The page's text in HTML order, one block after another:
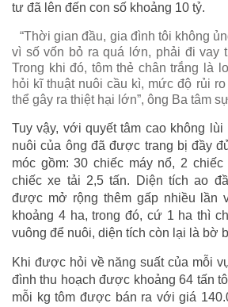
tư đã lên đến con số khoảng 10 tỷ.
“Thời gian đầu, gia đình tôi không
vì số vốn bỏ ra quá lớn, phải đi vay
Trong khi đó, tôm thẻ chân trắng là
hỏi kĩ thuật nuôi cầu kì, mức độ rủi
thể gây ra thiệt hại lớn”, ông Ba tâm
Tuy vậy, với quyết tâm cao không
nuôi của ông đã được trang bị đầy
móc gồm: 30 chiếc máy nổ, 2
chiếc xe tải 2,5 tấn. Diện tích ao
được mở rộng thêm gấp nhiều lần
khoảng 4 ha, trong đó, cứ 1 ha thì
vuông để nuôi, diện tích còn lại là bờ
Khi được hỏi về năng suất của mỗi
đình thu hoạch được khoảng 64 tấn
mỗi kg tôm được bán ra với giá